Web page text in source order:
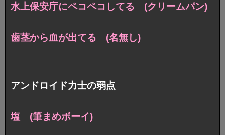
水上保安庁にペコペコしてる (クリームパン)
歯茎から血が出てる (名無し)
アンドロイド力士の弱点
塩 (筆まめボーイ)